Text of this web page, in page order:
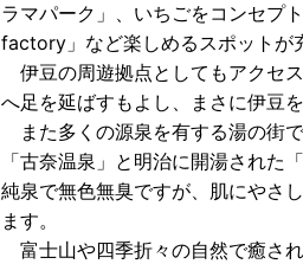
ラマパーク」、いちごをコンセプ
factory」など楽しめるスポットが
伊豆の周遊拠点としてもアクセ
へ足を延ばすもよし、まさに伊豆を
また多くの源泉を有する湯の街
「古奈温泉」と明治に開湯された
純泉で無色無臭ですが、肌にやさ
ます。
富士山や四季折々の自然で癒さ